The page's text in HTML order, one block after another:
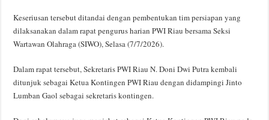
Keseriusan tersebut ditandai dengan pembentukan tim persiapan yang
dilaksanakan dalam rapat pengurus harian PWI Riau bersama Seksi
Wartawan Olahraga (SIWO), Selasa (7/7/2026).
Dalam rapat tersebut, Sekretaris PWI Riau N. Doni Dwi Putra kembali
ditunjuk sebagai Ketua Kontingen PWI Riau dengan didampingi Jinto
Lumban Gaol sebagai sekretaris kontingen.